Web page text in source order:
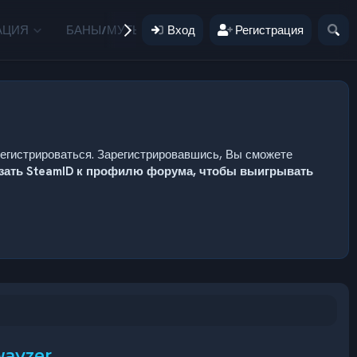
БАНЫ/МУТЫ ПОЖЕРТВОВАНИЯ
Вход Регистрация
Зарегистрировавшись, Вы сможете
SteamID к профилю форума, чтобы выигрывать